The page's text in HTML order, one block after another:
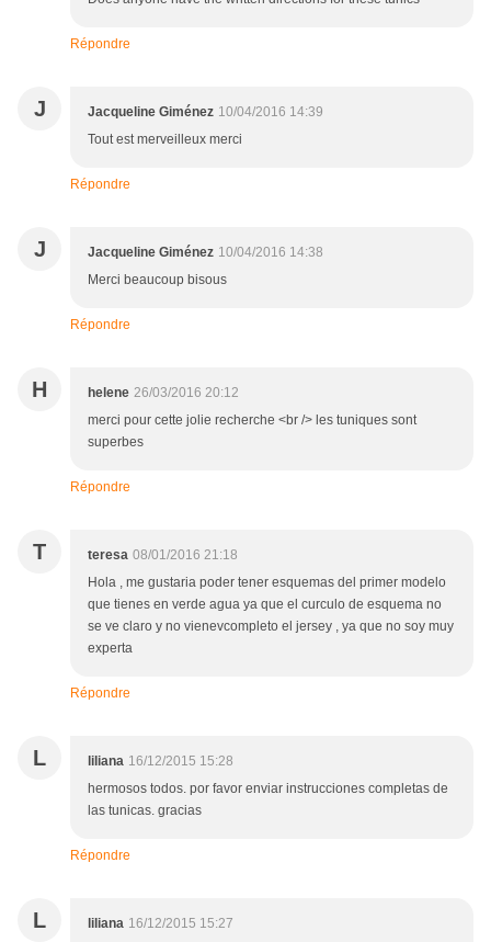
Répondre
J Jacqueline Giménez 10/04/2016 14:39
Tout est merveilleux merci
Répondre
J Jacqueline Giménez 10/04/2016 14:38
Merci beaucoup bisous
Répondre
H helene 26/03/2016 20:12
merci pour cette jolie recherche <br /> les tuniques sont
superbes
Répondre
T teresa 08/01/2016 21:18
Hola , me gustaria poder tener esquemas del primer modelo
que tienes en verde agua ya que el curculo de esquema no
se ve claro y no vienevcompleto el jersey , ya que no soy muy
experta
Répondre
L liliana 16/12/2015 15:28
hermosos todos. por favor enviar instrucciones completas de
las tunicas. gracias
Répondre
L liliana 16/12/2015 15:27